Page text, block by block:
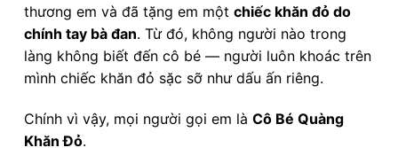
thương em và đã tặng em một chiếc khăn đỏ do
chính tay bà đan. Từ đó, không người nào trong
làng không biết đến cô bé — người luôn khoác trên
mình chiếc khăn đỏ sặc sỡ như dấu ấn riêng.
Chính vì vậy, mọi người gọi em là Cô Bé Quàng
Khăn Đỏ.